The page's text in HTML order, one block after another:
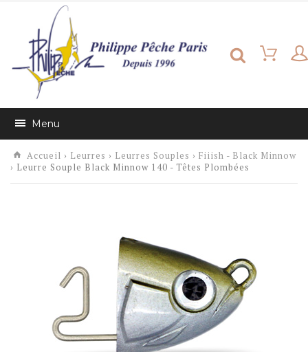
Menu
Accueil › Leurres › Leurres Souples ›Fiiish - Black Minnow
› Leurre Souple Black Minnow 140 - Têtes Plombées